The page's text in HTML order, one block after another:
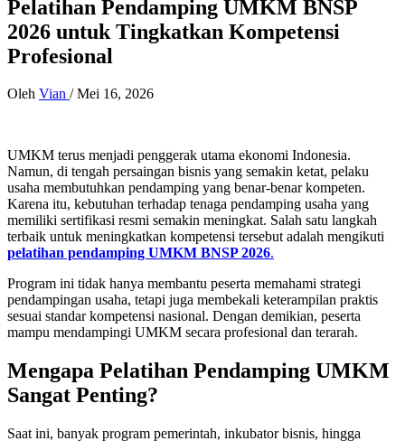
Pelatihan Pendamping UMKM BNSP
2026 untuk Tingkatkan Kompetensi
Profesional
Oleh Vian /Mei 16, 2026
UMKM terus menjadi penggerak utama ekonomi Indonesia.
Namun, di tengah persaingan bisnis yang semakin ketat, pelaku
usaha membutuhkan pendamping yang benar-benar kompeten.
Karena itu, kebutuhan terhadap tenaga pendamping usaha yang
memiliki sertifikasi resmi semakin meningkat. Salah satu langkah
terbaik untuk meningkatkan kompetensi tersebut adalah mengikuti
pelatihan pendamping UMKM BNSP 2026.
Program ini tidak hanya membantu peserta memahami strategi
pendampingan usaha, tetapi juga membekali keterampilan praktis
sesuai standar kompetensi nasional. Dengan demikian, peserta
mampu mendampingi UMKM secara profesional dan terarah.
Mengapa Pelatihan Pendamping UMKM
Sangat Penting?
Saat ini, banyak program pemerintah, inkubator bisnis, hingga